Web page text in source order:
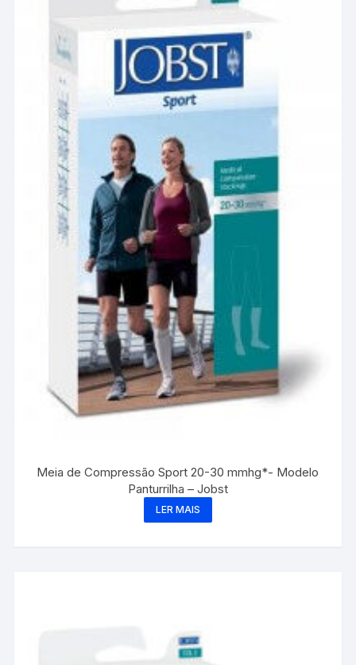
Meia de Compressão Sport 20-30 mmhg*- Modelo
Panturrilha – Jobst
LER MAIS